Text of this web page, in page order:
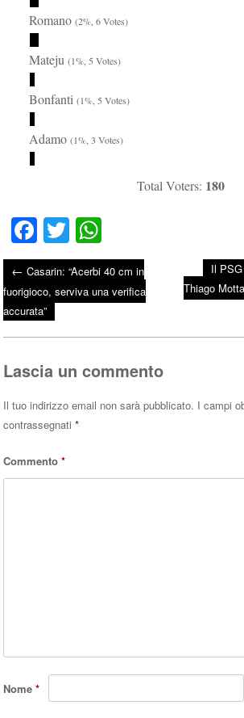
Romano(2%, 6 Votes)
Mateju(1%, 5 Votes)
Bonfanti(1%, 5 Votes)
Adamo(1%, 3 Votes)
Total Voters: 180
Fa
ce
bo
ok
T
wi
tte
r
ha
ts
A
pp
Post navigation
← Casarin: “Acerbi 40 cm in
fuorigioco, serviva una verifica
accurata”
Il
Thiago
Lascia un commento
Il tuo indirizzo email non sarà pubblicato. I campi
contrassegnati*
Commento*
Nome*